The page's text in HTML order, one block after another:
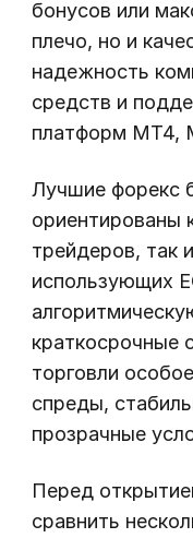
бонусов или
плечо, но и
надежность
средств и
платформ MT4,
Лучшие форекс
ориентированы
трейдеров, так
использующих
краткосрочные
торговли
спреды,
прозрачные
Перед
сравнить